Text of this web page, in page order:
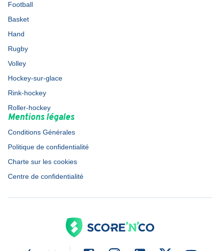
Football
Basket
Hand
Rugby
Volley
Hockey-sur-glace
Rink-hockey
Roller-hockey
Mentions légales
Conditions Générales
Politique de confidentialité
Charte sur les cookies
Centre de confidentialité